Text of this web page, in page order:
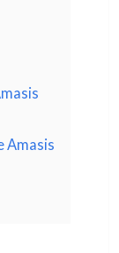
Amasis